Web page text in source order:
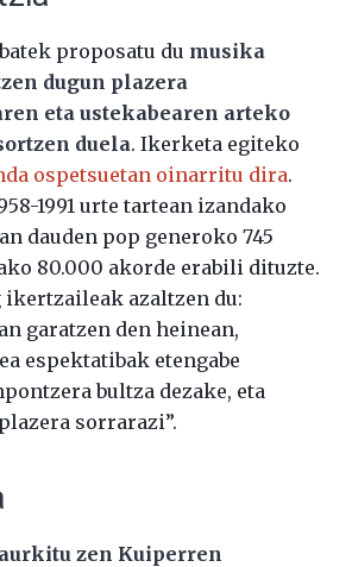
proposatu du musika
dugun plazera
eta ustekabearen arteko
duela. Ikerketa egiteko
ospetsuetan oinarritu dira.
1991 urte tartean izandako
dauden pop generoko 745
80.000 akorde erabili dituzte.
ikertzaileak azaltzen du:
garatzen den heinean,
espektatibak etengabe
bultza dezake, eta
sorrarazi”.
zen Kuiperren